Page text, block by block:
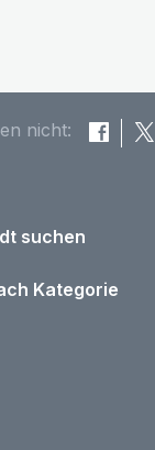
nicht:
suchen
Kategorie